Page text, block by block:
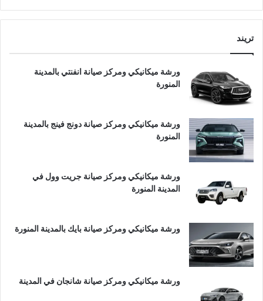
تريند
ورشة ميكانيكي ومركز صيانة انفنتي بالمدينة
المنورة
ورشة ميكانيكي ومركز صيانة دونج فينج بالمدينة
المنورة
ورشة ميكانيكي ومركز صيانة جريت وول في
المدينة المنورة
ورشة ميكانيكي ومركز صيانة بايك بالمدينة المنورة
ورشة ميكانيكي ومركز صيانة شانجان في المدينة